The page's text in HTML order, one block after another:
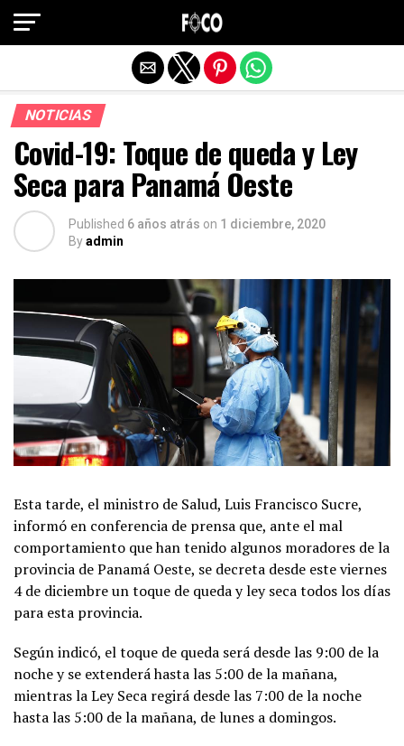
NOTICIAS
Covid-19: Toque de queda y Ley
Seca para Panamá Oeste
Published 6 años atrás on 1 diciembre, 2020
Byadmin
Esta tarde, el ministro de Salud, Luis Francisco Sucre,
informó en conferencia de prensa que, ante el mal
comportamiento que han tenido algunos moradores de la
provincia de Panamá Oeste, se decreta desde este viernes
4 de diciembre un toque de queda y ley seca todos los días
para esta provincia.
Según indicó, el toque de queda será desde las 9:00 de la
noche y se extenderá hasta las 5:00 de la mañana,
mientras la Ley Seca regirá desde las 7:00 de la noche
hasta las 5:00 de la mañana, de lunes a domingos.
Salir de la versión móvil